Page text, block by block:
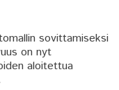
sovittamiseksi
on nyt
aloitettua